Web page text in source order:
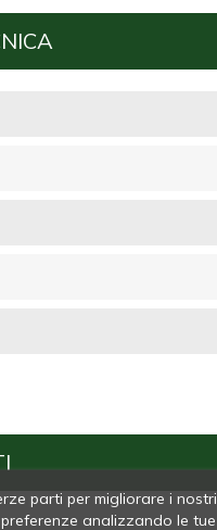
parti per migliorare i nostri
analizzando le tue